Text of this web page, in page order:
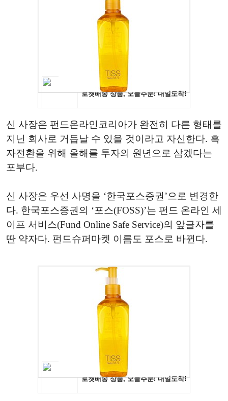
신 사장은 펀드온라인코리아가 완전히 다른 형태를
지닌 회사로 거듭날 수 있을 것이라고 자신한다. 흑
자전환을 위해 올해를 투자의 원년으로 삼겠다는
포부다.
신 사장은 우선 사명을 ‘한국포스증권’으로 변경한
다. 한국포스증권의 ‘포스(FOSS)’는 펀드 온라인 세
이프 서비스(Fund Online Safe Service)의 앞글자를
딴 약자다. 펀드슈퍼마켓 이름도 포스로 바뀐다.